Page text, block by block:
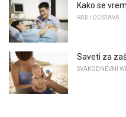
Kako se
RAD I DOSTAVA
Saveti za
SVAKODNEVNI